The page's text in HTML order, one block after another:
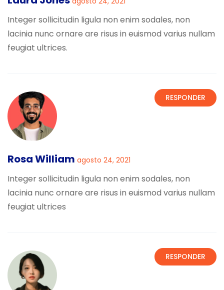
Integer sollicitudin ligula non enim sodales, non
lacinia nunc ornare are risus in euismod varius nullam
feugiat ultrices.
Rosa William agosto 24, 2021
Integer sollicitudin ligula non enim sodales, non
lacinia nunc ornare are risus in euismod varius nullam
feugiat ultrices
RESPONDER
RESPONDER